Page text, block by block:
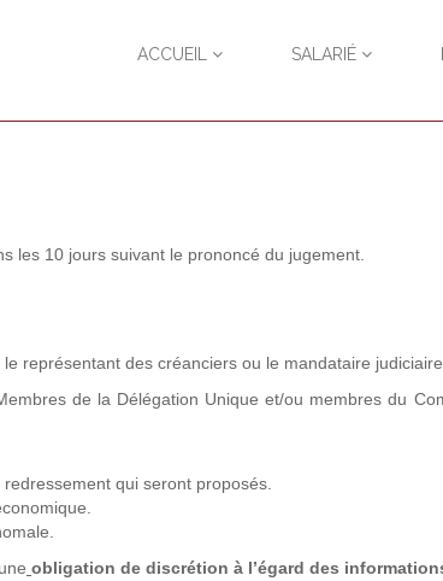
ACCUEIL SALARIÉ
les 10 jours suivant le prononcé du jugement.
représentant des créanciers ou le mandataire judiciaire.
de la Délégation Unique et/ou membres du
qui seront proposés.
obligation de discrétion à l’égard des